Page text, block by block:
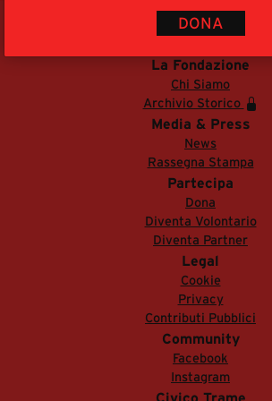
DONA
segreteria@tramefestival.it
info@tramefestival.it
+39 346 954 4078La Fondazione
Chi Siamo
Archivio Storico
Media & Press
News
Rassegna Stampa
Partecipa
Dona
Diventa Volontario
Diventa Partner
Legal
Cookie
Privacy
Contributi Pubblici
Community
Facebook
Instagram
Civico Trame